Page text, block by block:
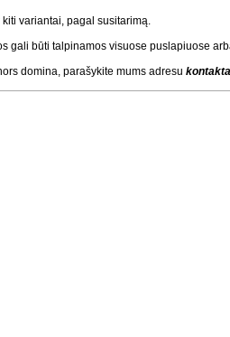
kiti variantai, pagal susitarimą.
gali būti talpinamos visuose puslapiuose
domina, parašykite mums adresu